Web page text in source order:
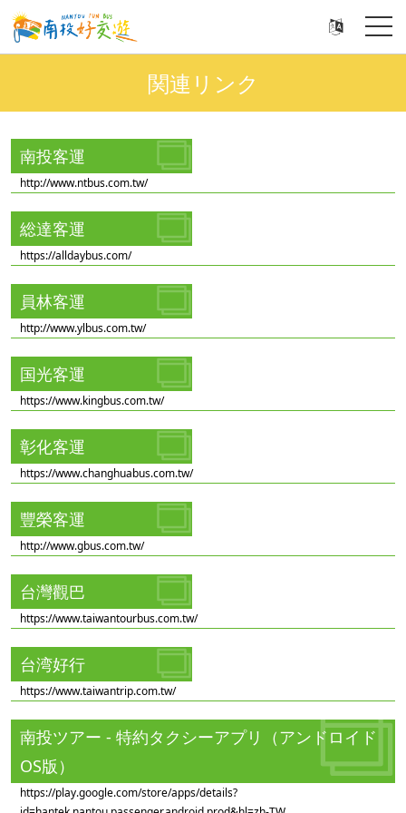
関連リンク
南投客運
http://www.ntbus.com.tw/
総達客運
https://alldaybus.com/
員林客運
http://www.ylbus.com.tw/
国光客運
https://www.kingbus.com.tw/
彰化客運
https://www.changhuabus.com.tw/
豐榮客運
http://www.gbus.com.tw/
台灣觀巴
https://www.taiwantourbus.com.tw/
台湾好行
https://www.taiwantrip.com.tw/
南投ツアー - 特約タクシーアプリ（アンドロイド
OS版）
https://play.google.com/store/apps/details?